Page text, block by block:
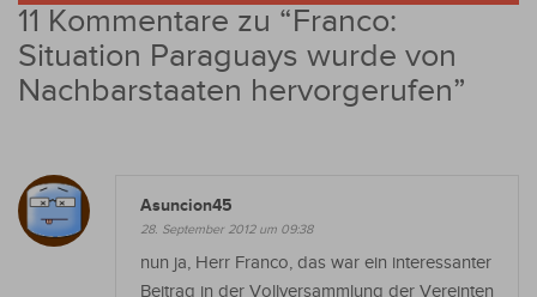
11 Kommentare zu “Franco:
Situation Paraguays wurde von
Nachbarstaaten hervorgerufen”
Asuncion45
28. September 2012 um 09:38
nun ja, Herr Franco, das war ein interessanter
Beitrag in der Vollversammlung der Vereinten